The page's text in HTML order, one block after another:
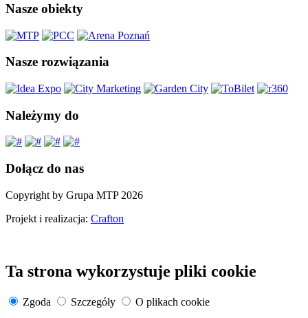
Nasze obiekty
Nasze rozwiązania
Należymy do
Dołącz do nas
Copyright by Grupa MTP 2026
Projekt i realizacja: Crafton
Ta strona wykorzystuje pliki cookie
Zgoda Szczegóły
O plikach cookie